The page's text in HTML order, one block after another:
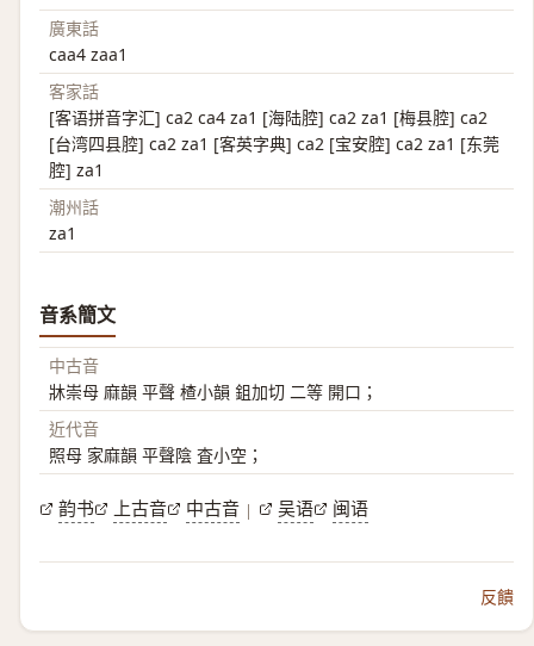
廣東話
caa4 zaa1
客家話
[客语拼音字汇] ca2 ca4 za1 [海陆腔] ca2 za1 [梅县腔] ca2
[台湾四县腔] ca2 za1 [客英字典] ca2 [宝安腔] ca2 za1 [东莞
腔] za1
潮州話
za1
音系簡文
中古音
牀崇母 麻韻 平聲 楂小韻 鉏加切 二等 開口；
近代音
照母 家麻韻 平聲陰 査小空；
韵书 上古音 中古音 | 吴语 闽语
反饋